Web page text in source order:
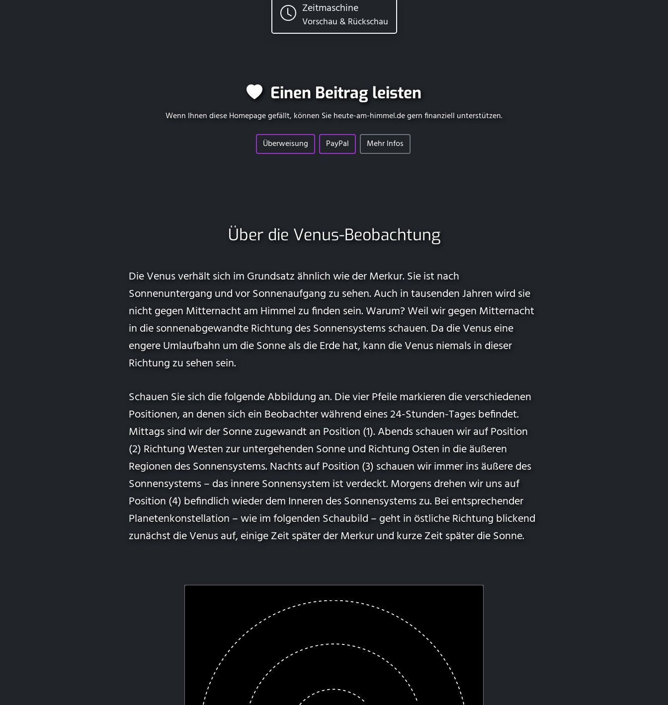
Zeitmaschine
Vorschau & Rückschau
Einen Beitrag leisten
Wenn Ihnen diese Homepage gefällt, können Sieheute-am-himmel.degern finanziell unterstützen.
Überweisung PayPal Mehr Infos
Über die Venus-Beobachtung
Die Venus verhält sich im Grundsatz ähnlich wie der Merkur. Sie ist nach
Sonnenuntergang und vor Sonnenaufgang zu sehen. Auch in tausenden Jahren wird sie
nicht gegen Mitternacht am Himmel zu finden sein. Warum? Weil wir gegen Mitternacht
in die sonnenabgewandte Richtung des Sonnensystems schauen. Da die Venus eine
engere Umlaufbahn um die Sonne als die Erde hat, kann die Venus niemals in dieser
Richtung zu sehen sein.
Schauen Sie sich die folgende Abbildung an. Die vier Pfeile markieren die verschiedenen
Positionen, an denen sich ein Beobachter während eines 24-Stunden-Tages befindet.
Mittags sind wir der Sonne zugewandt an Position (1). Abends schauen wir auf Position
(2) Richtung Westen zur untergehenden Sonne und Richtung Osten in die äußeren
Regionen des Sonnensystems. Nachts auf Position (3) schauen wir immer ins äußere des
Sonnensystems – das innere Sonnensystem ist verdeckt. Morgens drehen wir uns auf
Position (4) befindlich wieder dem Inneren des Sonnensystems zu. Bei entsprechender
Planetenkonstellation – wie im folgenden Schaubild – geht in östliche Richtung blickend
zunächst die Venus auf, einige Zeit später der Merkur und kurze Zeit später die Sonne.